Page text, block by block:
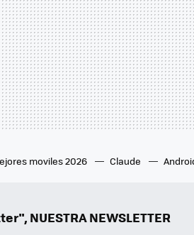
moviles 2026 Claude
NUESTRA NEWSLETTER